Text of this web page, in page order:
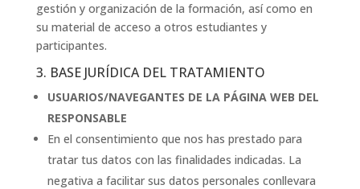
gestión y organización de la formación, así como en
su material de acceso a otros estudiantes y
participantes.
3. BASE JURÍDICA DEL TRATAMIENTO
USUARIOS/NAVEGANTES DE LA PÁGINA WEB DEL
RESPONSABLE
En el consentimiento que nos has prestado para
tratar tus datos con las finalidades indicadas. La
negativa a facilitar sus datos personales conllevara